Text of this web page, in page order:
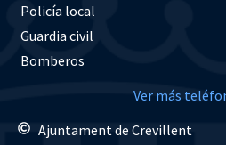
Policía local
Guardia civil
Bomberos
Ver más
Ajuntament de Crevillent